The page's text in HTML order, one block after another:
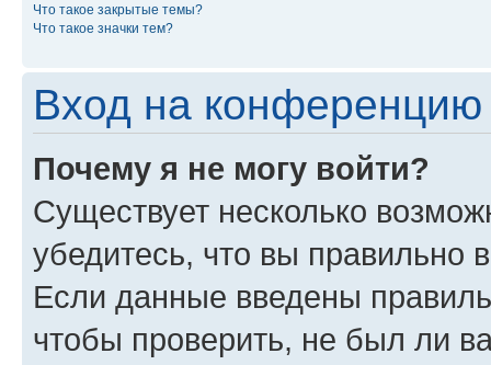
Что такое закрытые темы?
Что такое значки тем?
Вход на конференцию
Почему я не могу войти?
Существует несколько
убедитесь, что вы правильно
Если данные введены
чтобы проверить, не был ли